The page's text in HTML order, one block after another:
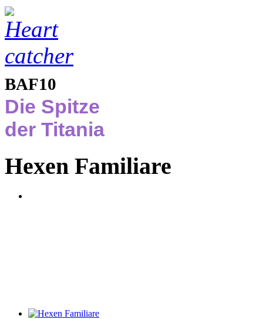
BAF10
Die Spitze
der Titania
Hexen Familiare